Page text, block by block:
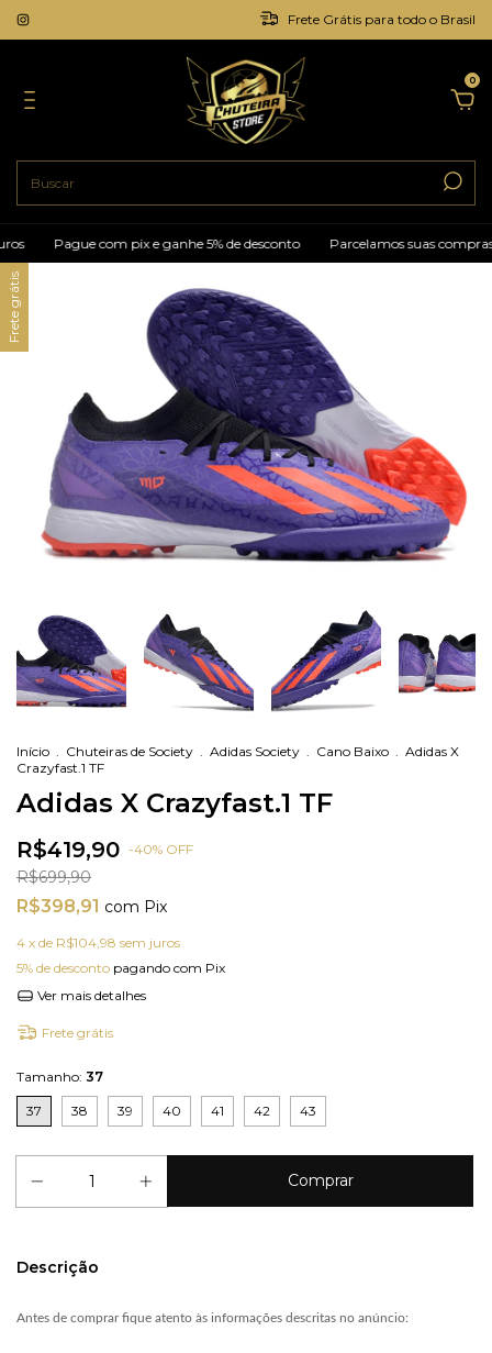
Frete Grátis para todo o Brasil
0
Pague com pix e ganhe 5% de desconto Parcelamos suas compras em
Frete grátis
Início . Chuteiras de Society . Adidas Society . Cano Baixo . Adidas X
Crazyfast.1 TF
Adidas X Crazyfast.1 TF
R$419,90 -40% OFF
R$699,90
R$398,91 com Pix
4 x de R$104,98 sem juros
5% de desconto pagando com Pix
Ver mais detalhes
Frete grátis
Tamanho: 37
37 38 39 40 41 42 43
Descrição
Antes de comprar fique atento às informações descritas no anúncio: